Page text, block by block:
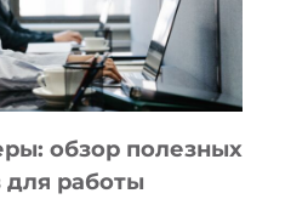
обзор полезных
для работы